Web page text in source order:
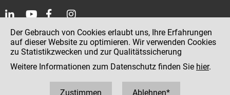
Kontakt
Impressum
Datenschutz
Der Gebrauch von Cookies erlaubt uns, Ihre Erfahrungen
auf dieser Website zu optimieren. Wir verwenden Cookies
zu Statistikzwecken und zur Qualitätssicherung
Weitere Informationen zum Datenschutz finden Sie hier.
Zustimmen Ablehnen*